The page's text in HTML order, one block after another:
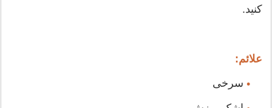
کنید.
علائم:
•سرخی